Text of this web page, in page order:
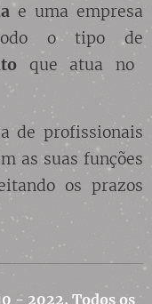
e uma empresa
o tipo de
que atua no
de profissionais
as suas funções
os prazos
- 2022, Todos os